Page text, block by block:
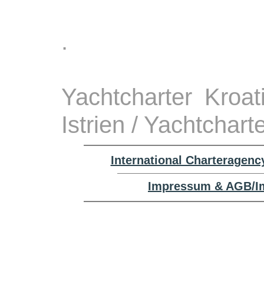
.
Yachtcharter
Istrien /
International
Impressum & AGB/